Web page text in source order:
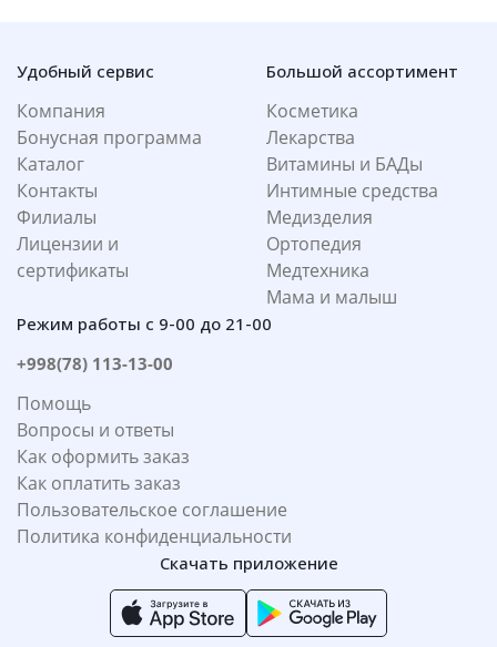
Удобный сервис
Компания
Бонусная программа
Каталог
Контакты
Филиалы
Лицензии и
сертификаты
Большой ассортимент
Косметика
Лекарства
Витамины и БАДы
Интимные средства
Медизделия
Ортопедия
Медтехника
Мама и малыш
Режим работы с 9-00 до 21-00
+998(78) 113-13-00
Помощь
Вопросы и ответы
Как оформить заказ
Как оплатить заказ
Пользовательское соглашение
Политика конфиденциальности
Скачать приложение